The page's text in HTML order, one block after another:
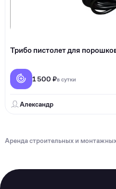
Трибо пистолет для
1 500 ₽в сутки
Александр
Аренда строительных и